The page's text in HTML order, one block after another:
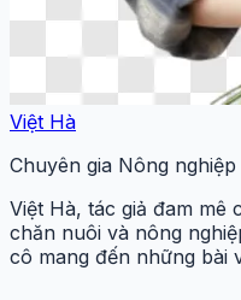
Việt Hà
Chuyên gia Nông nghiệp
Việt Hà, tác giả đam mê
chăn nuôi và nông
cô mang đến những bài